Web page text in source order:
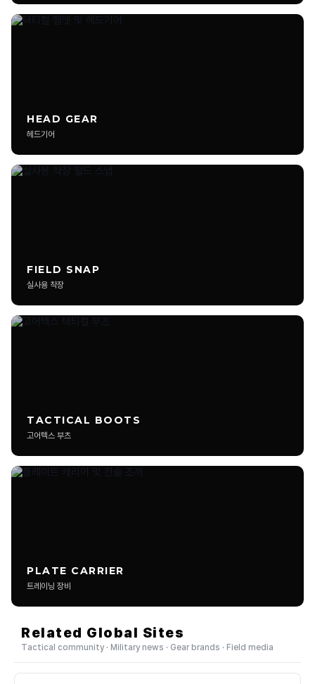
택티컬 의류는 사이즈를 크게 입어야 하나요?
무릎 패드가 들어가는 팬츠는 실사용 차이가 큰가요?
리뷰 작성 시 50P가 지급되나요?
됩니다.
짧은 후기 형태도 등록 가능한가요?
광고성 리뷰도 업로드 가능한가요?
추천을 많이 받은 리뷰는 어떻게 되나요?
삭제되거나 제한되는 게시물 기준이 있나요?
HEAD GEAR
헤드기어
FIELD SNAP
실사용 착장
TACTICAL BOOTS
고어텍스 부츠
PLATE CARRIER
트레이닝 장비
Related Global Sites
Tactical community · Military news · Gear brands · Field media